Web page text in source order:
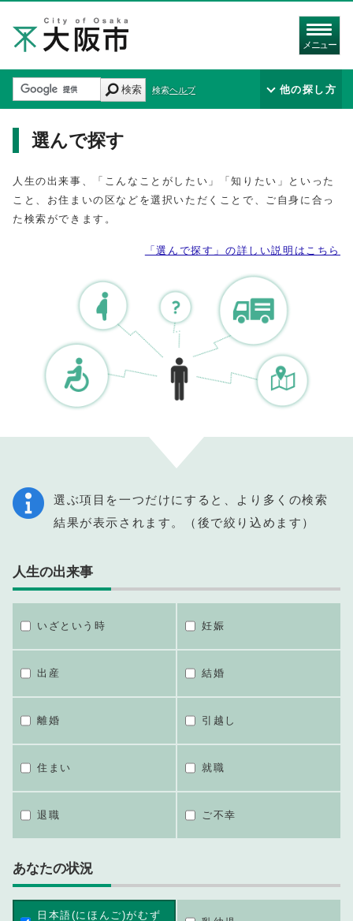
メニュー
検索 検索ヘルプ 他の探し方
選んで探す
人生の出来事、「こんなことがしたい」「知りたい」といった
こと、お住まいの区などを選択いただくことで、ご自身に合っ
た検索ができます。
「選んで探す」の詳しい説明はこちら
選ぶ項目を一つだけにすると、より多くの検索
結果が表示されます。（後で絞り込めます）
人生の出来事
いざという時 妊娠
出産 結婚
離婚 引越し
住まい 就職
退職 ご不幸
あなたの状況
日本語(にほんご)がむず